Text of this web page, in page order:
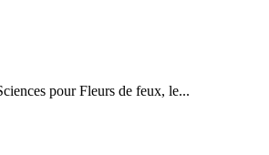
pour Fleurs de feux, le...